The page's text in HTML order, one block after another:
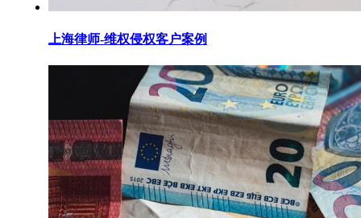
上海律师-维权侵权客户案例